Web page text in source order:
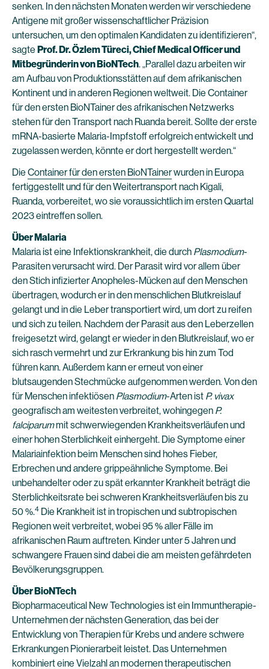
senken. In den nächsten Monaten werden wir verschiedene
Antigene mit großer wissenschaftlicher Präzision
untersuchen, um den optimalen Kandidaten zu identifizieren“,
sagte Prof. Dr. Özlem Türeci, Chief Medical Officer und
Mitbegründerin von BioNTech. „Parallel dazu arbeiten wir
am Aufbau von Produktionsstätten auf dem afrikanischen
Kontinent und in anderen Regionen weltweit. Die Container
für den ersten BioNTainer des afrikanischen Netzwerks
stehen für den Transport nach Ruanda bereit. Sollte der erste
mRNA-basierte Malaria-Impfstoff erfolgreich entwickelt und
zugelassen werden, könnte er dort hergestellt werden.“
Die Container für den ersten BioNTainerwurden in Europa
fertiggestellt und für den Weitertransport nach Kigali,
Ruanda, vorbereitet, wo sie voraussichtlich im ersten Quartal
2023 eintreffen sollen.
Über Malaria
Malaria ist eine Infektionskrankheit, die durch Plasmodium-
Parasiten verursacht wird. Der Parasit wird vor allem über
den Stich infizierter Anopheles-Mücken auf den Menschen
übertragen, wodurch er in den menschlichen Blutkreislauf
gelangt und in die Leber transportiert wird, um dort zu reifen
und sich zu teilen. Nachdem der Parasit aus den Leberzellen
freigesetzt wird, gelangt er wieder in den Blutkreislauf, wo er
sich rasch vermehrt und zur Erkrankung bis hin zum Tod
führen kann. Außerdem kann er erneut von einer
blutsaugenden Stechmücke aufgenommen werden. Von den
für Menschen infektiösen Plasmodium-Arten ist P. vivax
geografisch am weitesten verbreitet, wohingegen P.
falciparummit schwerwiegenden Krankheitsverläufen und
einer hohen Sterblichkeit einhergeht. Die Symptome einer
Malariainfektion beim Menschen sind hohes Fieber,
Erbrechen und andere grippeähnliche Symptome. Bei
unbehandelter oder zu spät erkannter Krankheit beträgt die
Sterblichkeitsrate bei schweren Krankheitsverläufen bis zu
50 %.4 Die Krankheit ist in tropischen und subtropischen
Regionen weit verbreitet, wobei 95 % aller Fälle im
afrikanischen Raum auftreten. Kinder unter 5 Jahren und
schwangere Frauen sind dabei die am meisten gefährdeten
Bevölkerungsgruppen.
Über BioNTech
Biopharmaceutical New Technologies ist ein Immuntherapie-
Unternehmen der nächsten Generation, das bei der
Entwicklung von Therapien für Krebs und andere schwere
Erkrankungen Pionierarbeit leistet. Das Unternehmen
kombiniert eine Vielzahl an modernen therapeutischen